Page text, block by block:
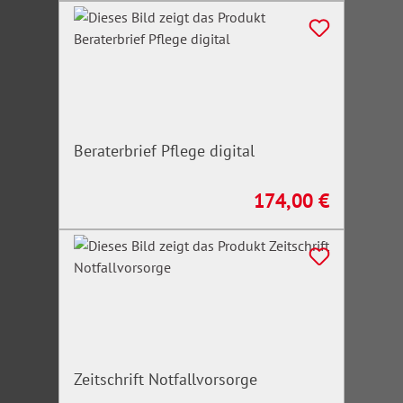
Beraterbrief Pflege digital
Regulärer Preis:
174,00 €
Zeitschrift Notfallvorsorge